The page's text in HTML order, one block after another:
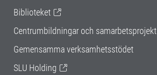
Biblioteket
Centrumbildningar och samarbetsprojekt
Gemensamma verksamhetsstödet
SLU Holding